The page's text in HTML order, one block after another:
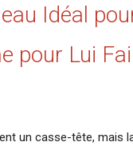
Idéal
pour Lui
un casse-tête, mais